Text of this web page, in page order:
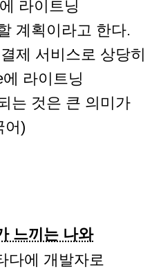
라이트닝
계획이라고 한다.
제 서비스로 상당히
라이트닝
는 것은 큰 의미가
어)
느끼는 나와
다에 개발자로